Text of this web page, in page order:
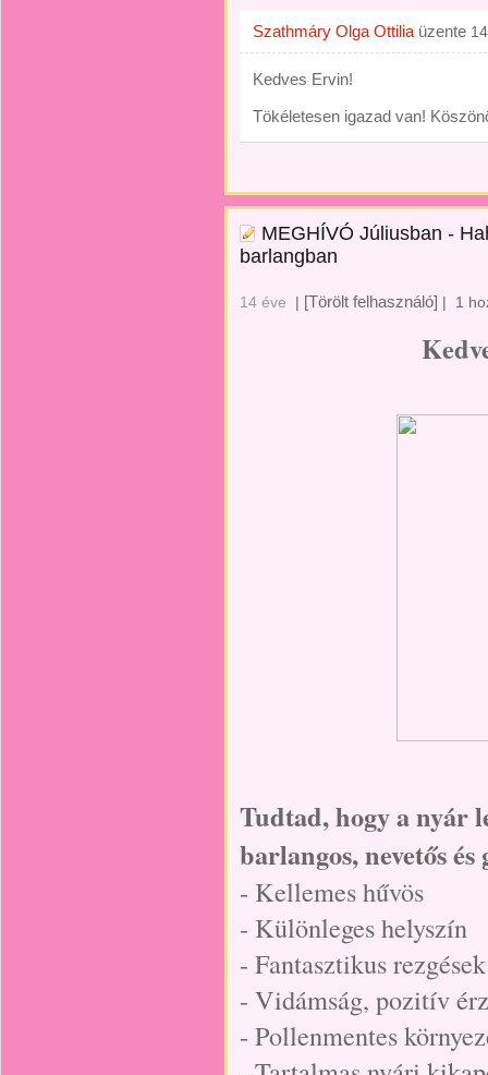
Szathmáry Olga Ottilia üzente
Kedves Ervin!
Tökéletesen igazad van!
MEGHÍVÓ Júliusban -
barlangban
14 éve | [Törölt felhasználó] | 1
Tudtad, hogy a nyár
barlangos, nevetős
- Kellemes hűvös
- Különleges helyszín
- Fantasztikus rezgések
- Vidámság, pozitív
- Pollenmentes